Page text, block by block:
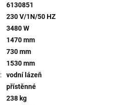
6130851
230 V/1N/50 HZ
3480 W
1470 mm
730 mm
1530 mm
:
vodní lázeň
přístěnné
238 kg